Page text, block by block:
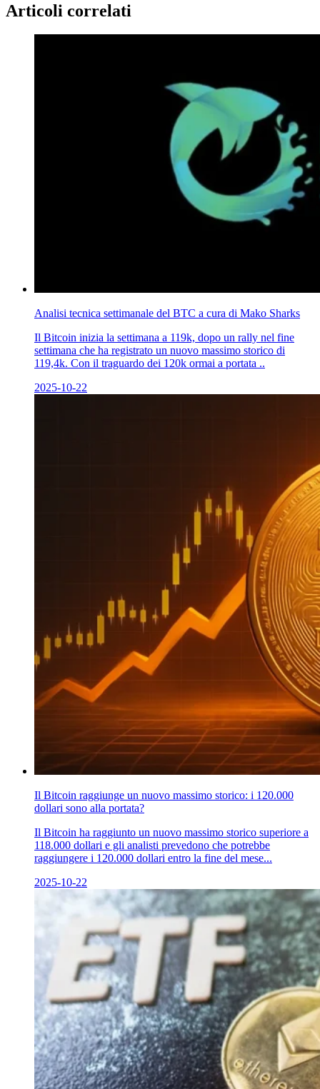
Articoli correlati
Analisi tecnica settimanale del BTC a cura di Mako Sharks
Il Bitcoin inizia la settimana a 119k, dopo un rally nel fine
settimana che ha registrato un nuovo massimo storico di
119,4k. Con il traguardo dei 120k ormai a portata ..
2025-10-22
Il Bitcoin raggiunge un nuovo massimo storico: i 120.000
dollari sono alla portata?
Il Bitcoin ha raggiunto un nuovo massimo storico superiore a
118.000 dollari e gli analisti prevedono che potrebbe
raggiungere i 120.000 dollari entro la fine del mese...
2025-10-22